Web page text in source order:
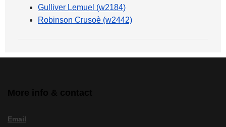
Gulliver Lemuel (w2184)
Robinson Crusoè (w2442)
Email